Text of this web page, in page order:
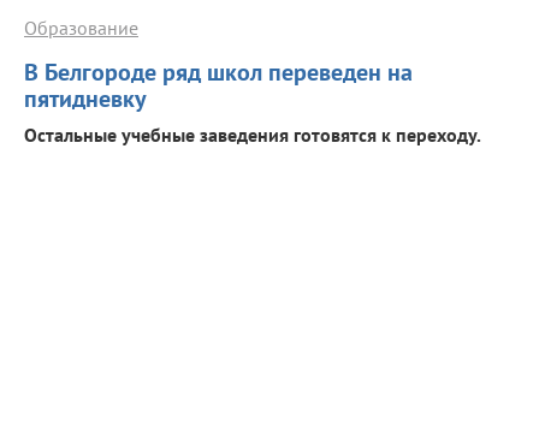
В Белгороде ряд школ переведен на
пятидневку
Образование
Остальные учебные заведения готовятся к переходу.